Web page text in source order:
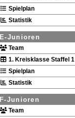
Spielplan
Statistik
E-Junioren
Team
1. Kreisklasse Staffel 1
Spielplan
Statistik
F-Junioren
Team